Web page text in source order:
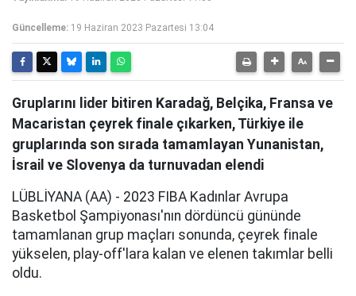
Güncelleme: 19 Haziran 2023 Pazartesi 13:04
Gruplarını lider bitiren Karadağ, Belçika, Fransa ve
Macaristan çeyrek finale çıkarken, Türkiye ile
gruplarında son sırada tamamlayan Yunanistan,
İsrail ve Slovenya da turnuvadan elendi
LÜBLİYANA (AA) - 2023 FIBA Kadınlar Avrupa
Basketbol Şampiyonası'nın dördüncü gününde
tamamlanan grup maçları sonunda, çeyrek finale
yükselen, play-off'lara kalan ve elenen takımlar belli
oldu.